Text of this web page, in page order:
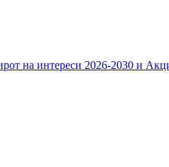
на интереси 2026-2030 и